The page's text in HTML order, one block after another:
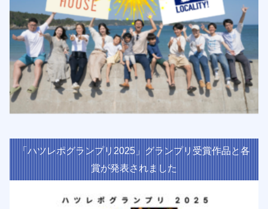
「ハツレポグランプリ2025」グランプリ受賞作品と各
賞が発表されました